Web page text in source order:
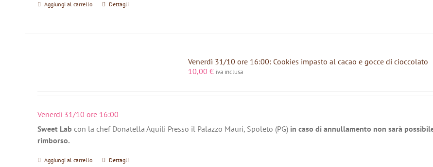
Aggiungi al carrello Dettagli
Venerdì 31/10 ore 16:00: Cookies impasto al cacao e gocce di cioccolato
10,00 € iva inclusa
Venerdì 31/10 ore 16:00
Sweet Lab con la chef Donatella Aquili Presso il Palazzo Mauri, Spoleto (PG) in caso di annullamento non sarà
rimborso.
Aggiungi al carrello Dettagli